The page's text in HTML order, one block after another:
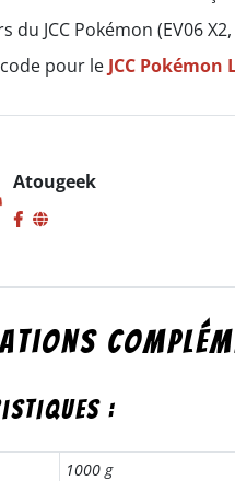
du JCC Pokémon (EV06 X2,
pour le JCC Pokémon
Atougeek
:
1000 g